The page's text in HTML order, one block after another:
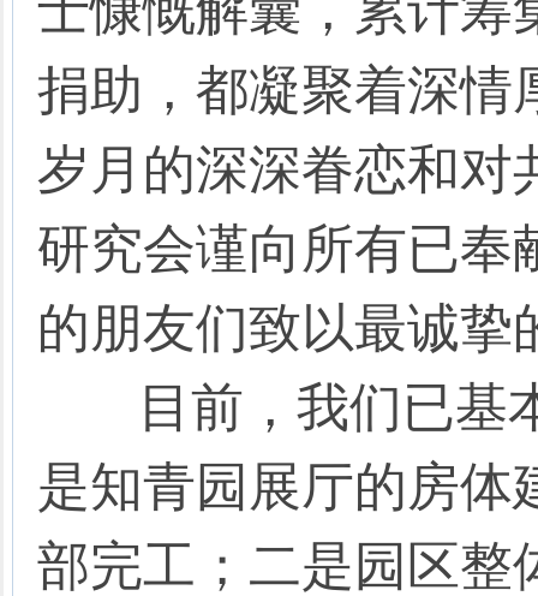
捐助，都凝聚着深情
岁月的深深眷恋和对
研究会谨向所有已奉
的朋友们致以最诚挚
目前，我们已基
是知青园展厅的房体
部完工；二是园区整